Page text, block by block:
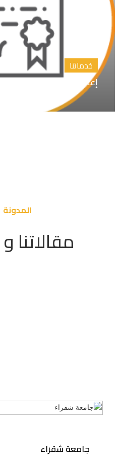
خدماتنا
إعداد المقترح البحثي خطة
المدونة
مقالاتنا و
جامعة شقراء